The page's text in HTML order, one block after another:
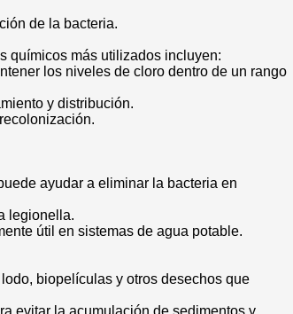
de la bacteria.
químicos más utilizados incluyen:
los niveles de cloro dentro de un rango
y distribución.
ayudar a eliminar la bacteria en
legionella.
útil en sistemas de agua potable.
biopelículas y otros desechos que
evitar la acumulación de sedimentos y